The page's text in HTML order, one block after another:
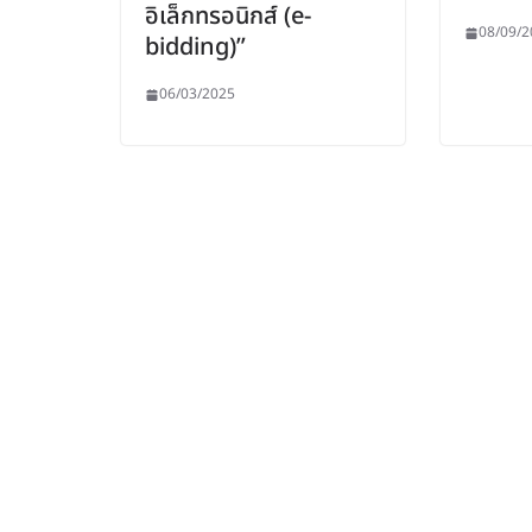
อิเล็กทรอนิกส์ (e-
bidding)”
06/03/2025
08/09/